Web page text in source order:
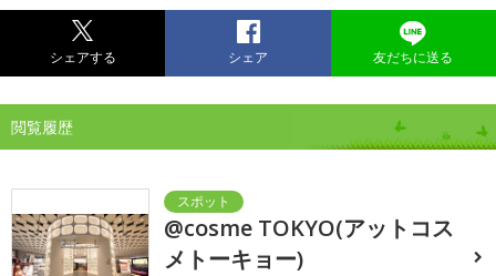
シェアする シェア 友だちに送る
閲覧履歴
@cosme TOKYO(アットコス
メトーキョー)